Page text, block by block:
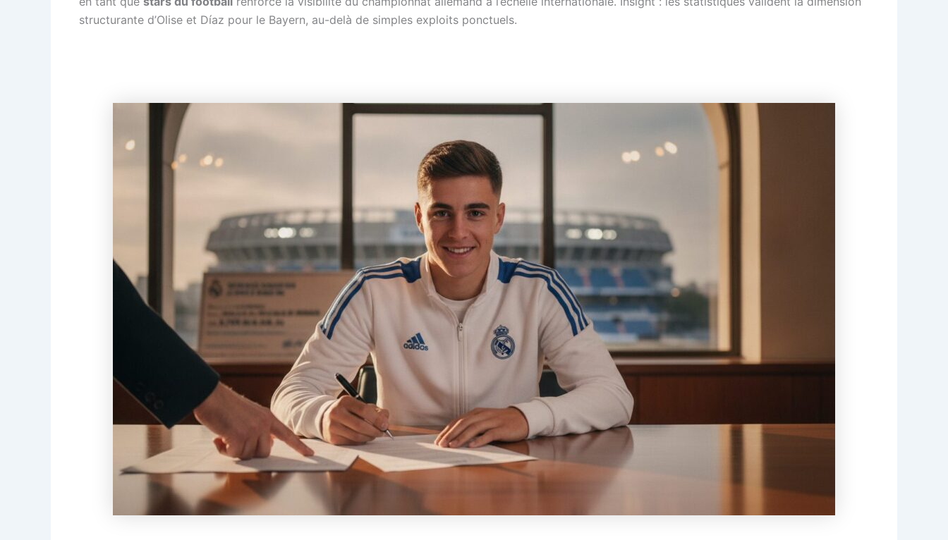
structurante d’Olise et Díaz pour le Bayern, au-delà de simples exploits ponctuels.